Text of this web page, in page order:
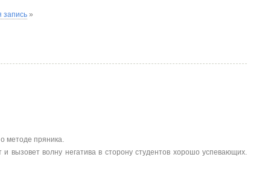
»
методе пряника.
волну негатива в сторону студентов хорошо успевающих.